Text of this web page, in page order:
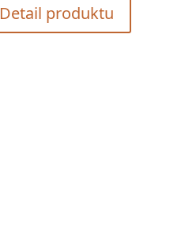
Detail produktu